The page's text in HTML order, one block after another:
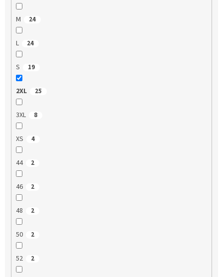
M 24
L 24
S 19
2XL 25
3XL 8
XS 4
44 2
46 2
48 2
50 2
52 2